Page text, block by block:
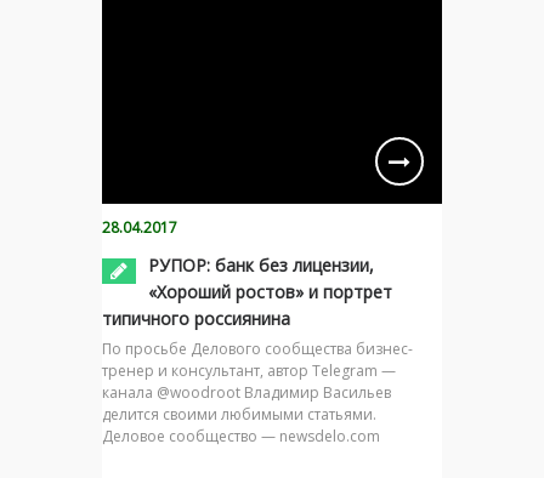
28.04.2017
РУПОР: банк без лицензии,
«Хороший ростов» и портрет
типичного россиянина
По просьбе Делового сообщества бизнес-
тренер и консультант, автор Telegram —
канала @woodroot Владимир Васильев
делится своими любимыми статьями.
Деловое сообщество — newsdelo.com